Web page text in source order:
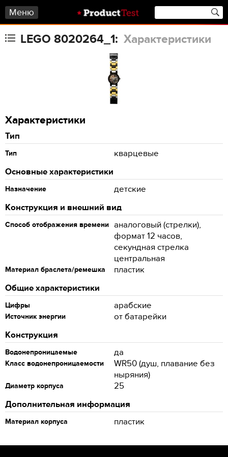
Меню
LEGO 8020264_1: Характеристики
Характеристики
Тип
Тип
кварцевые
Основные характеристики
Назначение
детские
Конструкция и внешний вид
Способ отображения времени аналоговый (стрелки),
формат 12 часов,
секундная стрелка
центральная
Материал браслета/ремешка
пластик
Общие характеристики
Цифры арабские
Источник энергии
от батарейки
Конструкция
Водонепроницаемые да
Класс водонепроницаемости
WR50 (душ, плавание без
ныряния)
Диаметр корпуса
25
Дополнительная информация
Материал корпуса пластик